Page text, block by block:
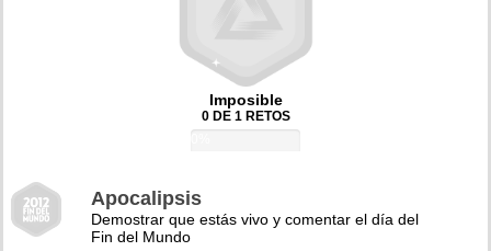
Imposible
0 DE 1 RETOS
Apocalipsis
Demostrar que estás vivo y comentar el día del
Fin del Mundo